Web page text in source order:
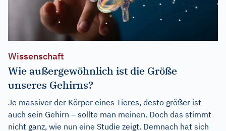
Wissenschaft
Wie außergewöhnlich ist die Größe
unseres Gehirns?
Je massiver der Körper eines Tieres, desto größer ist
auch sein Gehirn – sollte man meinen. Doch das stimmt
nicht ganz, wie nun eine Studie zeigt. Demnach hat sich